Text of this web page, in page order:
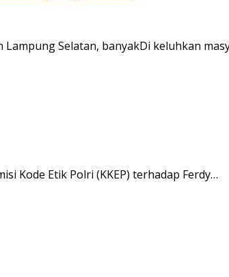
Selatan, banyakDi keluhkan
Kode Etik Polri (KKEP) terhadap Ferdy…